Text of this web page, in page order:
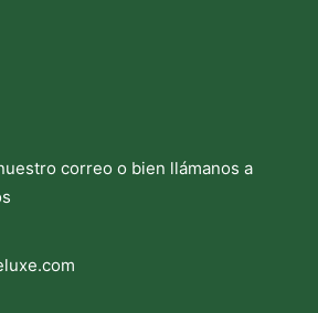
correo o bien llámanos a